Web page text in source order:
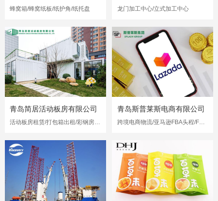
蜂窝箱/蜂窝纸板/纸护角/纸托盘 龙门加工中心/立式加工中心
青岛简居活动板房有限公司
活动板房租赁/打包箱出租/彩钢房出租
青岛斯普莱斯电商有限公司
跨境电商物流/亚马逊FBA头程/FBA海运